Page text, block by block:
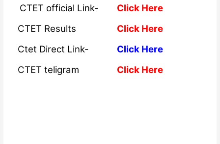
CTET official Link-
Click Here
CTET Results
Click Here
Ctet Direct Link-
Click Here
CTET teligram
Click Here